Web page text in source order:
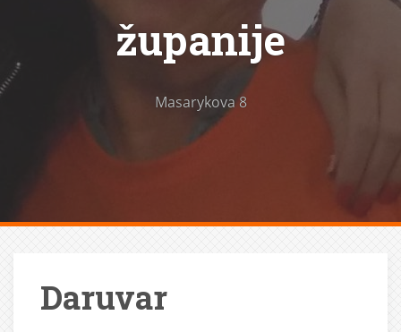
županije
Masarykova 8
Daruvar